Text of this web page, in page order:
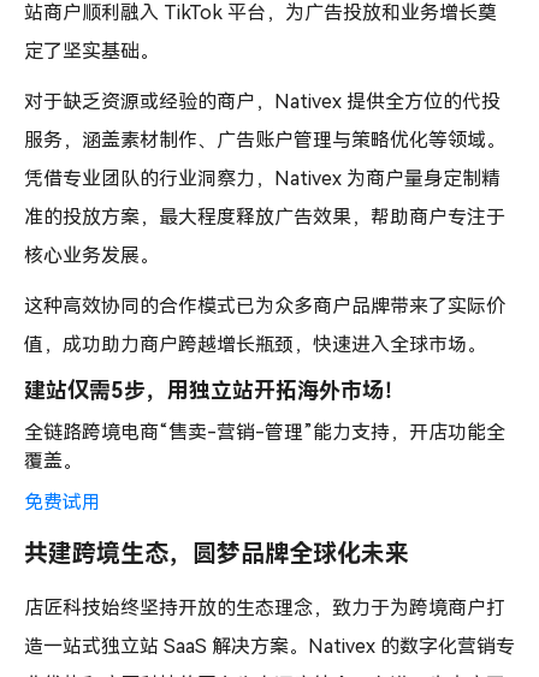
站商户顺利融入 TikTok 平台，为广告投放和业务增长奠
定了坚实基础。
对于缺乏资源或经验的商户，Nativex 提供全方位的代投
服务，涵盖素材制作、广告账户管理与策略优化等领域。
凭借专业团队的行业洞察力，Nativex 为商户量身定制精
准的投放方案，最大程度释放广告效果，帮助商户专注于
核心业务发展。
这种高效协同的合作模式已为众多商户品牌带来了实际价
值，成功助力商户跨越增长瓶颈，快速进入全球市场。
建站仅需5步，用独立站开拓海外市场！
全链路跨境电商“售卖-营销-管理”能力支持，开店功能全
覆盖。
免费试用
共建跨境生态，圆梦品牌全球化未来
店匠科技始终坚持开放的生态理念，致力于为跨境商户打
造一站式独立站 SaaS 解决方案。Nativex 的数字化营销专